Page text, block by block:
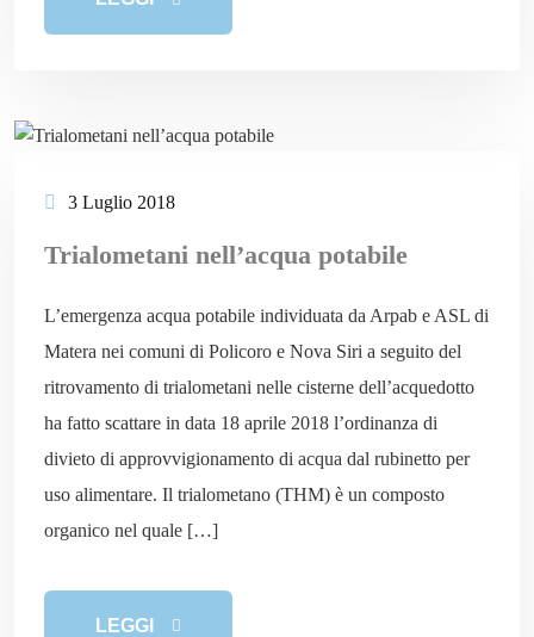
3 Luglio 2018
Trialometani nell’acqua potabile
L’emergenza acqua potabile individuata da Arpab e ASL di
Matera nei comuni di Policoro e Nova Siri a seguito del
ritrovamento di trialometani nelle cisterne dell’acquedotto
ha fatto scattare in data 18 aprile 2018 l’ordinanza di
divieto di approvvigionamento di acqua dal rubinetto per
uso alimentare. Il trialometano (THM) è un composto
organico nel quale […]
LEGGI